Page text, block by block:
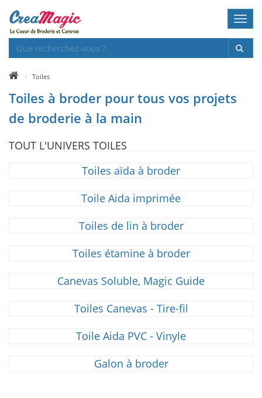
Toiles
Toiles à broder pour tous vos projets
de broderie à la main
TOUT L'UNIVERS TOILES
Toiles aïda à broder
Toile Aida imprimée
Toiles de lin à broder
Toiles étamine à broder
Canevas Soluble, Magic Guide
Toiles Canevas - Tire-fil
Toile Aida PVC - Vinyle
Galon à broder